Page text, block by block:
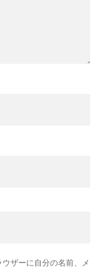
ザーに自分の名前、メ